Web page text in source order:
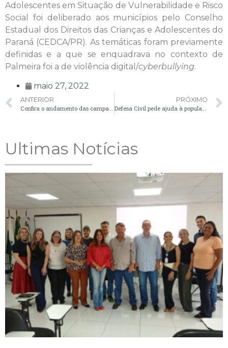
Adolescentes em Situação de Vulnerabilidade e Risco
Social foi deliberado aos municípios pelo Conselho
Estadual dos Direitos das Crianças e Adolescentes do
Paraná (CEDCA/PR). As temáticas foram previamente
definidas e a que se enquadrava no contexto de
Palmeira foi a de violência digital/cyberbullying.
maio 27, 2022
ANTERIOR
Confira o andamento das campanhas de vacinação contra a Influenza e Sarampo
PRÓXIMO
Defesa Civil pede ajuda à população para a doação de materiais, alimentos, roupas e cobertores
Ultimas Notícias